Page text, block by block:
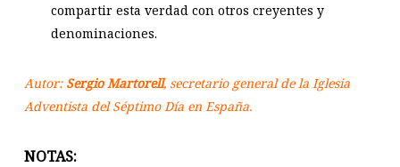
compartir esta verdad con otros creyentes y
denominaciones.
Autor: Sergio Martorell, secretario general de la Iglesia
Adventista del Séptimo Día en España.
NOTAS: